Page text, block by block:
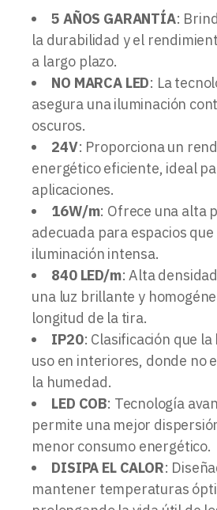
5 AÑOS GARANTÍA:
la durabilidad y el
a largo plazo.
NO MARCA LED: La
asegura una iluminación
oscuros.
24V: Proporciona un
energético eficiente, ideal
aplicaciones.
16W/m: Ofrece una alta
adecuada para espacios
iluminación intensa.
840 LED/m: Alta
una luz brillante y
longitud de la tira.
IP20: Clasificación que
uso en interiores, donde no
la humedad.
LED COB: Tecnología
permite una mejor
menor consumo energético.
DISIPA EL CALOR:
mantener temperaturas